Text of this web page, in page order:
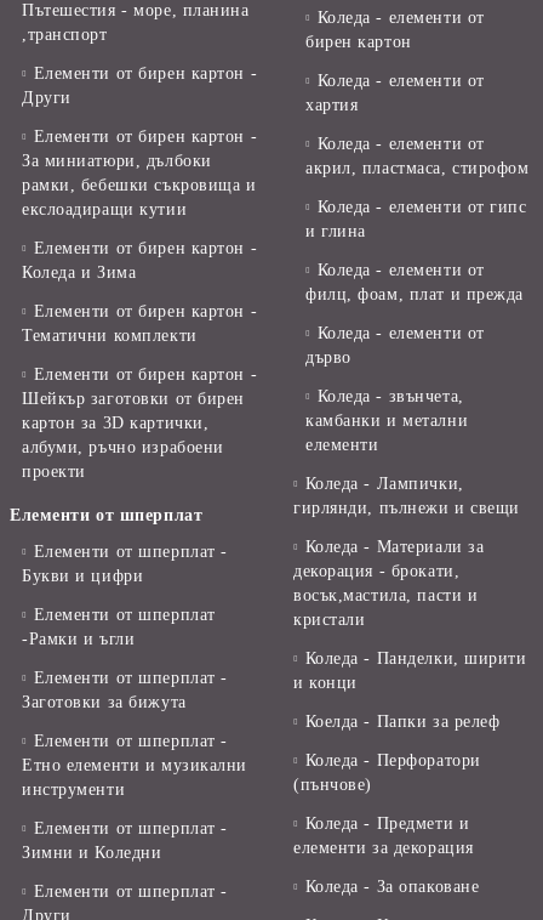
Пътешестия - море, планина
,транспорт
Елементи от бирен картон -
Други
Елементи от бирен картон -
За миниатюри, дълбоки
рамки, бебешки съкровища и
екслоадиращи кутии
Елементи от бирен картон -
Коледа и Зима
Елементи от бирен картон -
Тематични комплекти
Елементи от бирен картон -
Шейкър заготовки от бирен
картон за 3D картички,
албуми, ръчно израбоени
проекти
Елементи от шперплат
Елементи от шперплат -
Букви и цифри
Елементи от шперплат
-Рамки и ъгли
Елементи от шперплат -
Заготовки за бижута
Елементи от шперплат -
Етно елементи и музикални
инструменти
Елементи от шперплат -
Зимни и Коледни
Елементи от шперплат -
Други
Коледа - елементи от
бирен картон
Коледа - елементи от
хартия
Коледа - елементи от
акрил, пластмаса, стирофом
Коледа - елементи от гипс
и глина
Коледа - елементи от
филц, фоам, плат и прежда
Коледа - елементи от
дърво
Коледа - звънчета,
камбанки и метални
елементи
Коледа - Лампички,
гирлянди, пълнежи и свещи
Коледа - Материали за
декорация - брокати,
восък,мастила, пасти и
кристали
Коледа - Панделки, ширити
и конци
Коелда - Папки за релеф
Коледа - Перфоратори
(пънчове)
Коледа - Предмети и
елементи за декорация
Коледа - За опаковане